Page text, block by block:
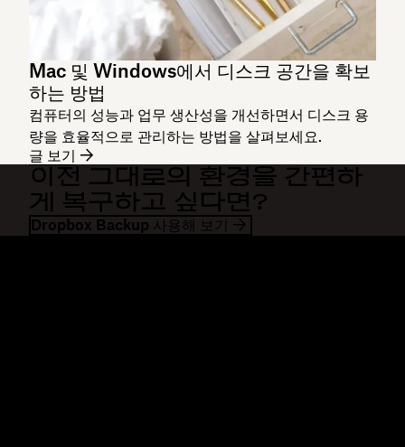
Mac 및 Windows에서 디스크 공간을 확보
하는 방법
컴퓨터의 성능과 업무 생산성을 개선하면서 디스크 용
량을 효율적으로 관리하는 방법을 살펴보세요.
글 보기
이전 그대로의 환경을 간편하
게 복구하고 싶다면?
Dropbox Backup 사용해 보기